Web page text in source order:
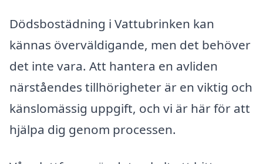
Dödsbostädning i Vattubrinken kan
kännas överväldigande, men det behöver
det inte vara. Att hantera en avliden
närståendes tillhörigheter är en viktig och
känslomässig uppgift, och vi är här för att
hjälpa dig genom processen.